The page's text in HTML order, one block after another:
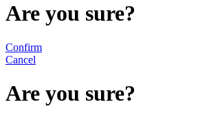
Are you sure?
Confirm
Cancel
Are you sure?